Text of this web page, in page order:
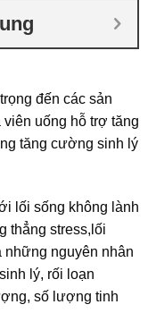
đến các sản
uống hỗ trợ tăng
tăng cường sinh lý
lối sống không lành
thẳng stress,lối
nguyên nhân
lý, rối loạn
số lượng tinh